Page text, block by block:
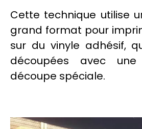
Cette technique utilise
grand format pour
sur du vinyle adhésif,
découpées avec
découpe spéciale.